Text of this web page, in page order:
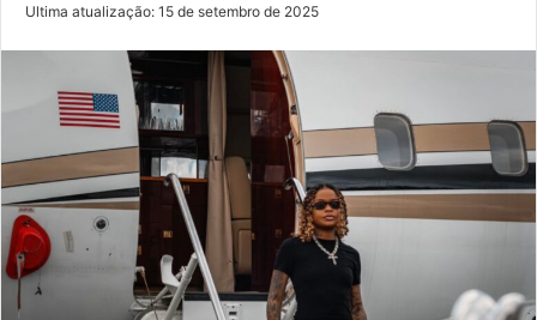
Ultima atualização: 15 de setembro de 2025